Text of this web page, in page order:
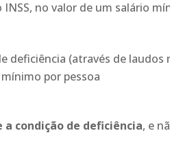
no valor de um salário
deficiência (através de laudos
por pessoa
condição de deficiência, e